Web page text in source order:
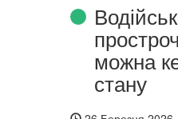
можна
стану